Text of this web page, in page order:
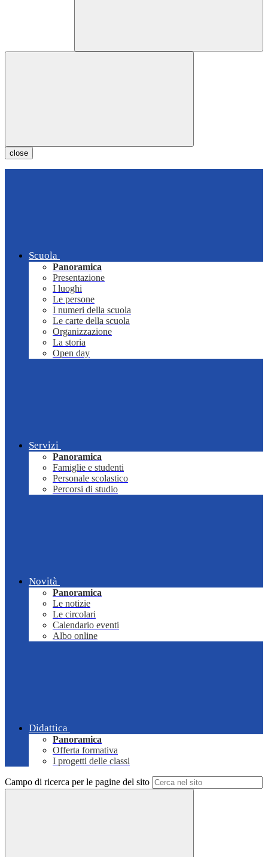
close
Scuola
Panoramica
Presentazione
I luoghi
Le persone
I numeri della scuola
Le carte della scuola
Organizzazione
La storia
Open day
Servizi
Panoramica
Famiglie e studenti
Personale scolastico
Percorsi di studio
Novità
Panoramica
Le notizie
Le circolari
Calendario eventi
Albo online
Didattica
Panoramica
Offerta formativa
I progetti delle classi
Campo di ricerca per le pagine del sito